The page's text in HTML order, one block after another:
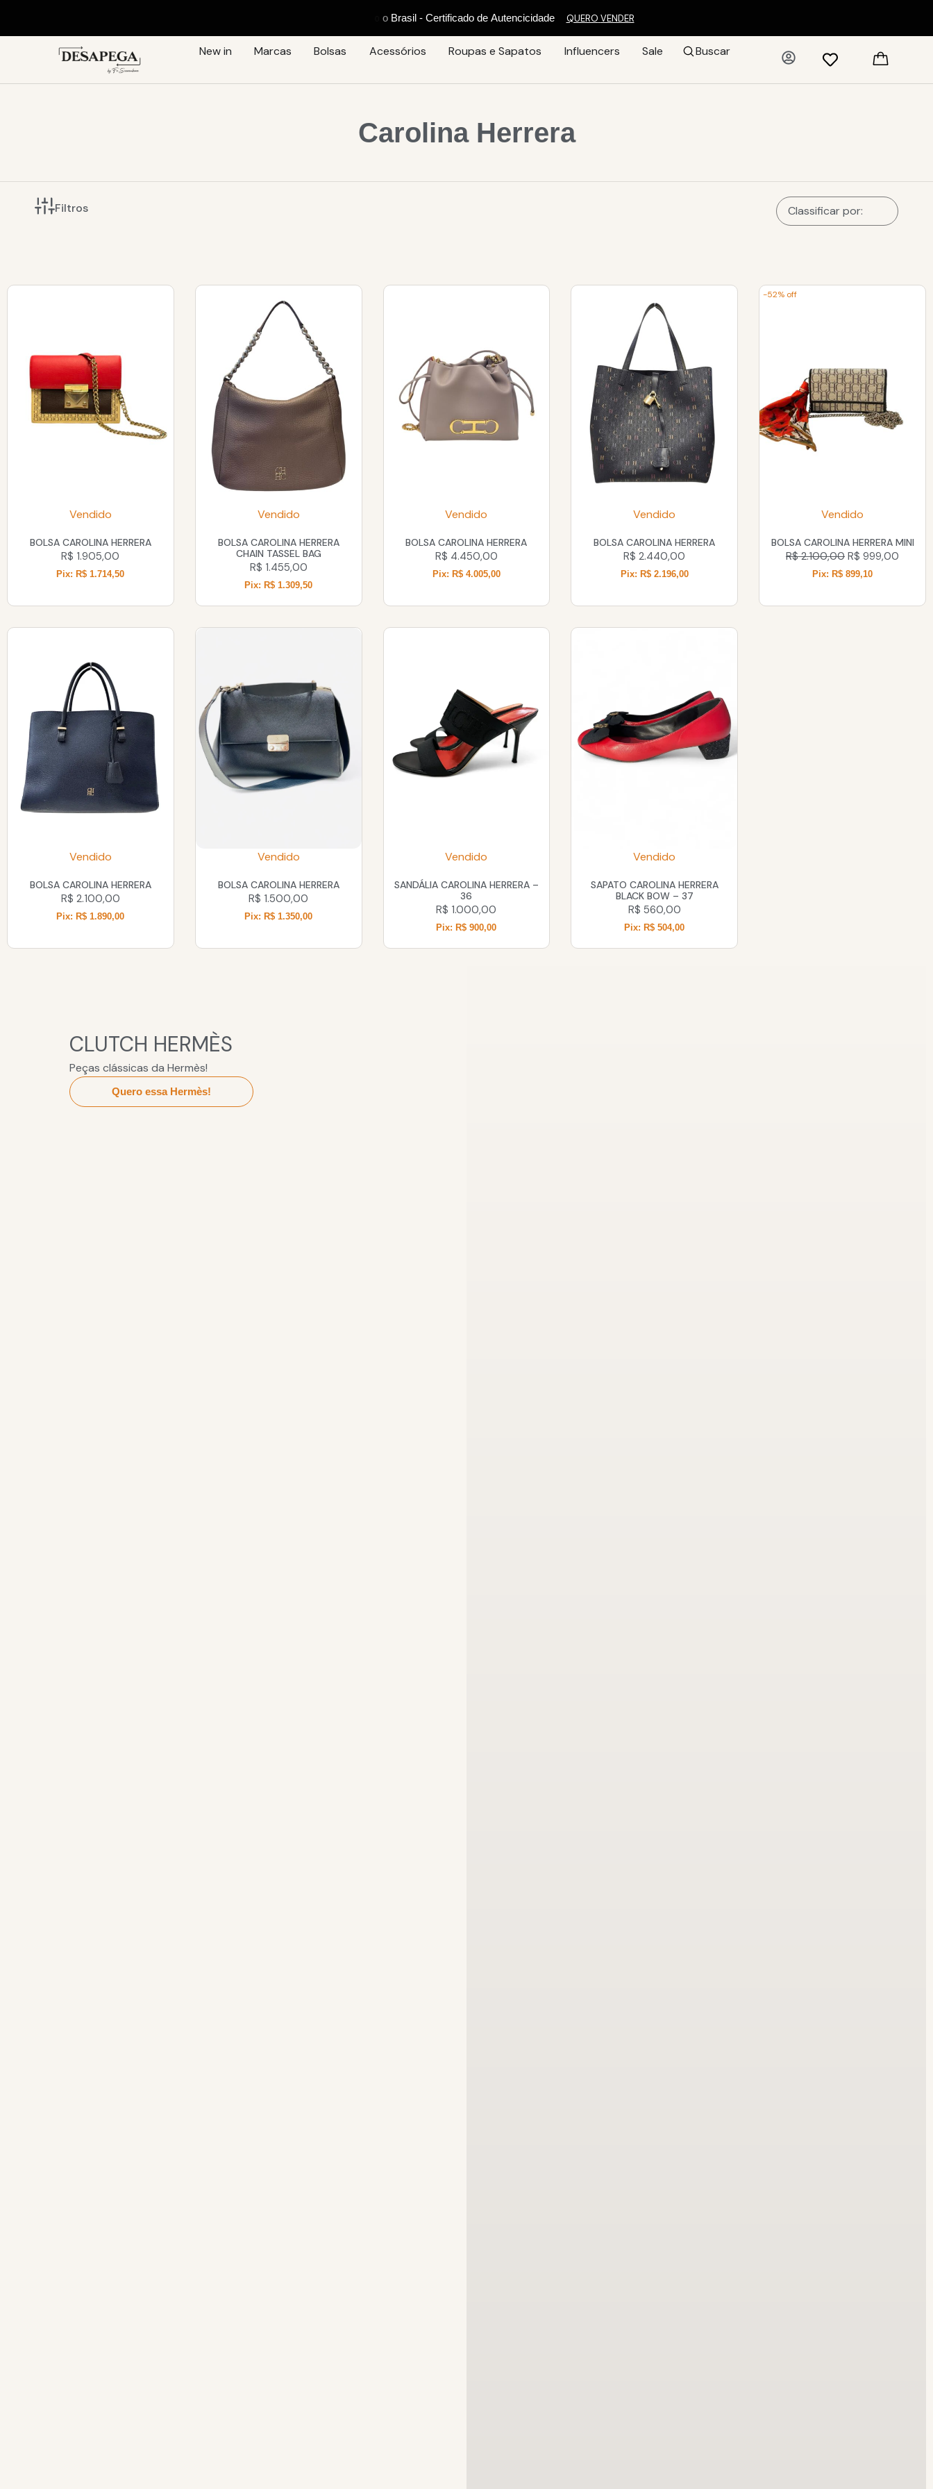
icado de Autencicidade QUERO VENDER
New in Marcas Bolsas Acessórios Roupas e Sapatos Influencers Sale Buscar
Carolina Herrera
Filtros
Vendido
BOLSA CAROLINA HERRERA
R$ 1.905,00
Pix: R$ 1.714,50
Vendido
BOLSA CAROLINA HERRERA
CHAIN TASSEL BAG
R$ 1.455,00
Pix: R$ 1.309,50
Vendido
BOLSA CAROLINA HERRERA
R$ 4.450,00
Pix: R$ 4.005,00
Vendido
BOLSA CAROLINA HERRERA
R$ 2.440,00
Pix: R$ 2.196,00
-52% off
Vendido
BOLSA CAROLINA HERRERA MINI
R$2.100,00 R$ 999,00
Pix: R$ 899,10
Vendido
BOLSA CAROLINA HERRERA
R$ 2.100,00
Pix: R$ 1.890,00
Vendido
BOLSA CAROLINA HERRERA
R$ 1.500,00
Pix: R$ 1.350,00
Vendido
SANDÁLIA CAROLINA HERRERA –
36
R$ 1.000,00
Pix: R$ 900,00
Vendido
SAPATO CAROLINA HERRERA
BLACK BOW – 37
R$ 560,00
Pix: R$ 504,00
CLUTCH HERMÈS
Peças clássicas da Hermès!
Quero essa Hermès!